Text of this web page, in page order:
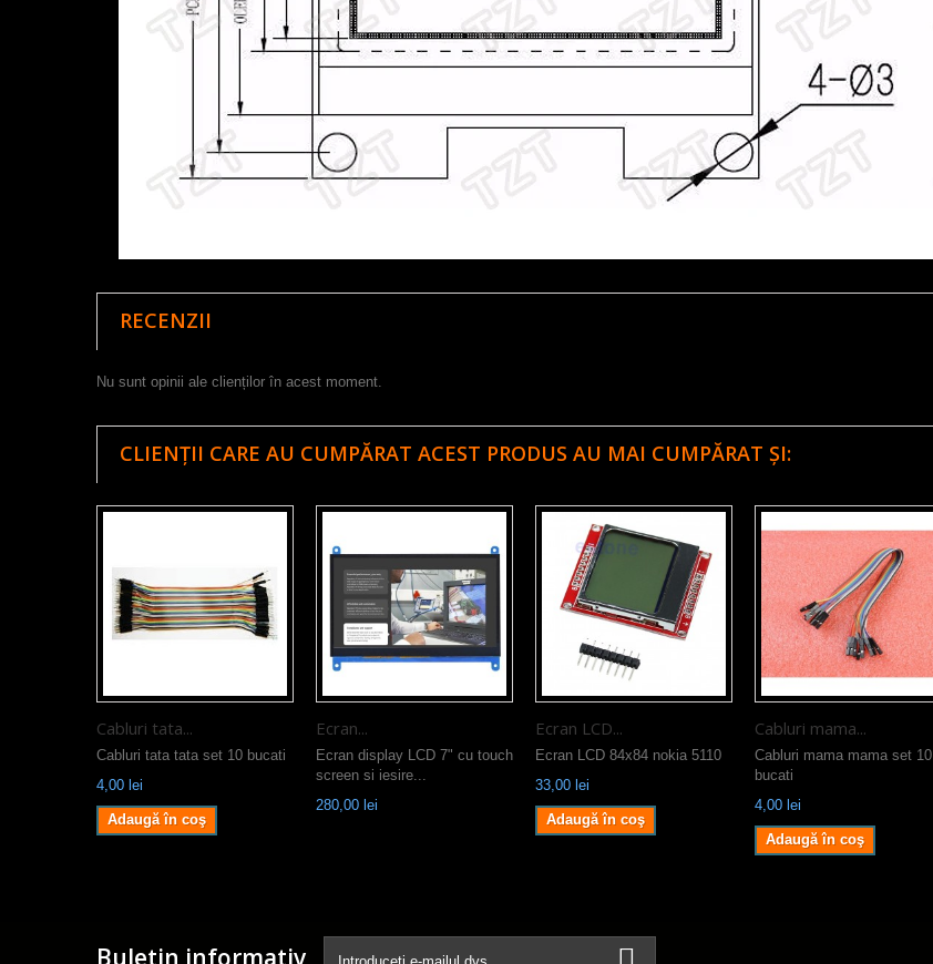
RECENZII
Nu sunt opinii ale clienților în acest moment.
CLIENȚII CARE AU CUMPĂRAT ACEST PRODUS AU MAI CUMPĂRAT ȘI:
Cabluri tata...
Cabluri tata tata set 10 bucati
4,00 lei
Adaugă în coş
Ecran...
Ecran display LCD 7" cu touch
screen si iesire...
280,00 lei
Ecran LCD...
Ecran LCD 84x84 nokia 5110
33,00 lei
Adaugă în coş
Cabluri mama...
Cabluri mama mama set 10
bucati
4,00 lei
Adaugă în coş
Buletin informativ